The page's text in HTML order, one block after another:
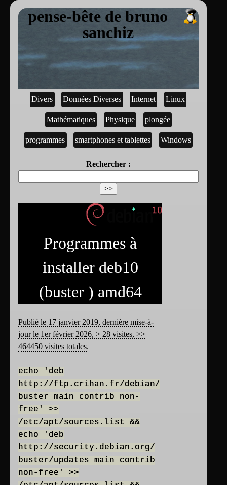
pense-bête de bruno
sanchiz
Divers Données Diverses Internet Linux
Mathématiques Physique plongée
programmes smartphones et tablettes Windows
Rechercher :
Programmes à
installer deb10
(buster ) amd64
Publié le 17 janvier 2019, dernière mise-à-
jour le 1er février 2026, > 28 visites, >>
464450 visites totales.
echo 'deb
http://ftp.crihan.fr/debian/
buster main contrib non-
free' >>
/etc/apt/sources.list &&
echo 'deb
http://security.debian.org/
buster/updates main contrib
non-free' >>